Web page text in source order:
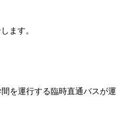
ます。
を運行する臨時直通バスが運